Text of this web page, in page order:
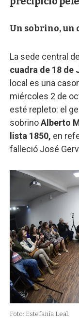
Un sobrino, un
La sede central
cuadra de 18 de
local es una
miércoles 2 de
esté repleto: el
sobrinoAlberto
lista 1850, en
falleció José
Foto: Estefanía Leal.